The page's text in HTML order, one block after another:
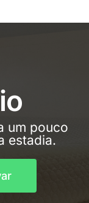
um pouco
estadia.